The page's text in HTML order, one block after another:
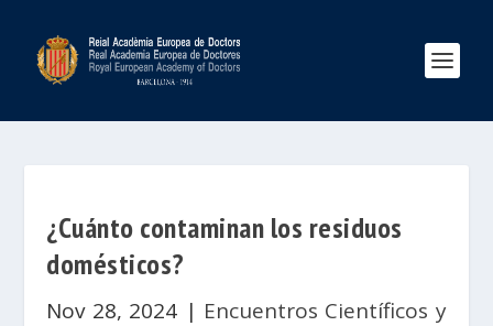
¿Cuánto contaminan los residuos
domésticos?
Nov 28, 2024 | Encuentros Científicos y